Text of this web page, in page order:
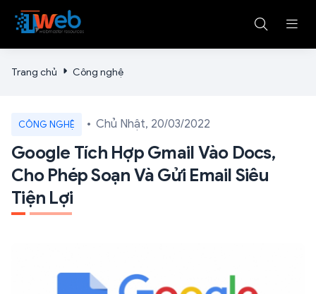
Trang chủ Công nghệ
CÔNG NGHỆ Chủ Nhật, 20/03/2022
Google Tích Hợp Gmail Vào Docs,
Cho Phép Soạn Và Gửi Email Siêu
Tiện Lợi